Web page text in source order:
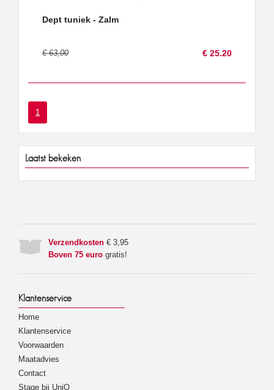
Dept tuniek - Zalm
€ 63,00 € 25.20
1
Laatst bekeken
Verzendkosten € 3,95
Boven 75 euro gratis!
Klantenservice
Home
Klantenservice
Voorwaarden
Maatadvies
Contact
Stage bij UniQ